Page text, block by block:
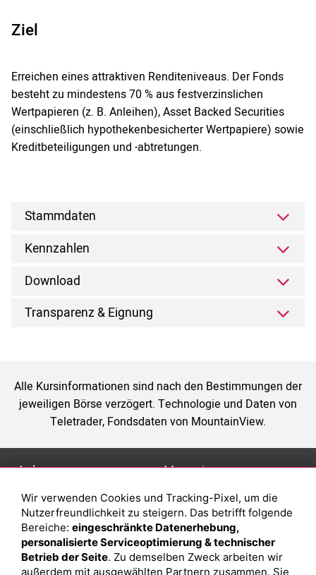
Ziel
Erreichen eines attraktiven Renditeniveaus. Der Fonds
besteht zu mindestens 70 % aus festverzinslichen
Wertpapieren (z. B. Anleihen), Asset Backed Securities
(einschließlich hypothekenbesicherter Wertpapiere) sowie
Kreditbeteiligungen und -abtretungen.
Stammdaten
Kennzahlen
Download
Transparenz & Eignung
Alle Kursinformationen sind nach den Bestimmungen der
jeweiligen Börse verzögert. Technologie und Daten von
Teletrader, Fondsdaten von MountainView.
Anlage
Depot eröffnen
Depot vergleichen
Junior Depot
Top-Seller-Fonds
Magazin
Was sind sind ETFs?
Sparplan Vorteile
Was ist ein Fonds?
Wir verwenden Cookies und Tracking-Pixel, um die
Nutzerfreundlichkeit zu steigern. Das betrifft folgende
Bereiche: eingeschränkte Datenerhebung,
personalisierte Serviceoptimierung & technischer
Betrieb der Seite. Zu demselben Zweck arbeiten wir
außerdem mit ausgewählten Partnern zusammen. Sie